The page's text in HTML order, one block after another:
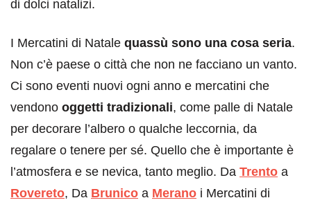
di dolci natalizi.
I Mercatini di Natale quassù sono una cosa seria.
Non c’è paese o città che non ne facciano un vanto.
Ci sono eventi nuovi ogni anno e mercatini che
vendono oggetti tradizionali, come palle di Natale
per decorare l’albero o qualche leccornia, da
regalare o tenere per sé. Quello che è importante è
l’atmosfera e se nevica, tanto meglio. Da Trento a
Rovereto, Da Brunico a Merano i Mercatini di